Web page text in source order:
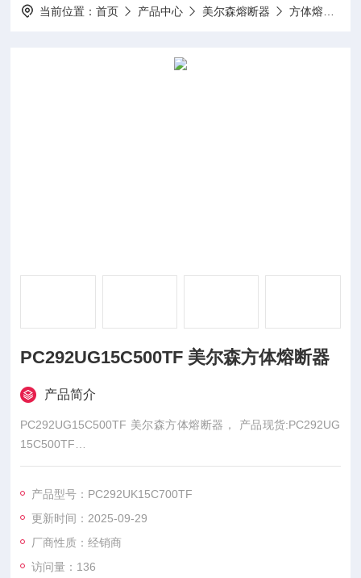
当前位置：首页 产品中心 美尔森熔断器 方体熔断器
PC292UG15C500TF 美尔森方体熔断器
产品简介
PC292UG15C500TF 美尔森方体熔断器， 产品现货:PC292UG
15C500TF
PC292UK15C630TF PC292UK15C700TF PC292UH15C800T
有高质量短路保护、易于安装、适应性强等特点
产品型号：PC292UK15C700TF
更新时间：2025-09-29
厂商性质：经销商
访问量：136